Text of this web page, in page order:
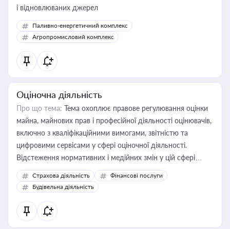
і відновлюваних джерел
Паливно-енергетичний комплекс
Агропромисловий комплекс
Оціночна діяльність
Про що тема: Тема охоплює правове регулювання оцінки
майна, майнових прав і професійної діяльності оцінювачів,
включно з кваліфікаційними вимогами, звітністю та
цифровими сервісами у сфері оціночної діяльності.
Відстеження нормативних і медійних змін у цій сфері
корисне для власника бізнесу, керівника, юриста або
бухгалтера під час оподаткування, приватизації, оренди
державного майна, корпоративних угод і перевірки
статусу суб'єктів оціночної діяльності
Страхова діяльність
Фінансові послуги
Будівельна діяльність